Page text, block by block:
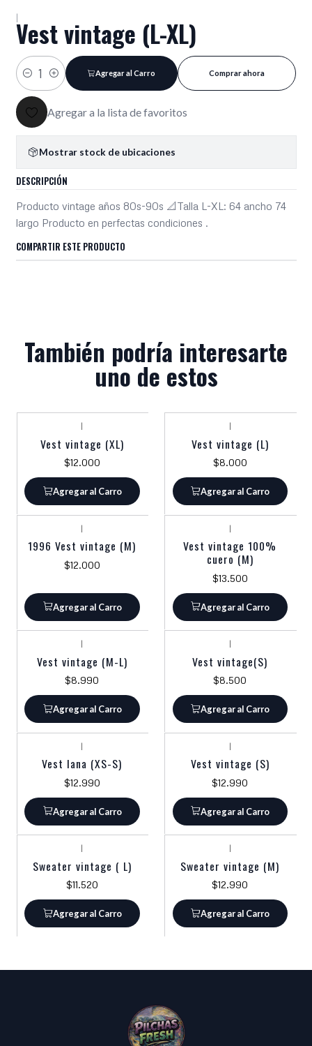
|Vest vintage (L-XL)
Cantidad
Agregar al Carro Comprar ahora
Agregar a la lista de favoritos
Mostrar stock de ubicaciones
DESCRIPCIÓN
Producto vintage años 80s-90s 📐Talla L-XL: 64 ancho 74
largo Producto en perfectas condiciones .
COMPARTIR ESTE PRODUCTO
También podría interesarte
uno de estos
|
Vest vintage (XL)
$12.000
Agregar al Carro
|
Vest vintage (L)
$8.000
Agregar al Carro
|
1996 Vest vintage (M)
$12.000
Agregar al Carro
|
Vest vintage 100%
cuero (M)
$13.500
Agregar al Carro
|
Vest vintage (M-L)
$8.990
Agregar al Carro
|
Vest vintage(S)
$8.500
Agregar al Carro
|
Vest lana (XS-S)
$12.990
Agregar al Carro
|
Vest vintage (S)
$12.990
Agregar al Carro
|
Sweater vintage ( L)
$11.520
Agregar al Carro
|
Sweater vintage (M)
$12.990
Agregar al Carro